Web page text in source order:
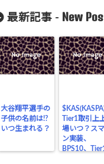
最新記事 - New
大谷翔平選手の
子供の名前は!?
いつ生まれる？
Tier1取引上
場いつ？ス
ン実装、
BPS10、